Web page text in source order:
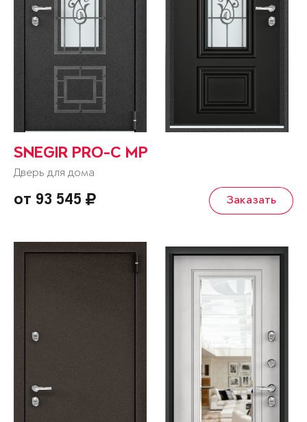
SNEGIR PRO-C MP
Дверь для дома
от 93 545 Заказать